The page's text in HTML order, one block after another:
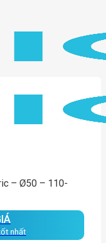
– Ø50 – 110-
nhất